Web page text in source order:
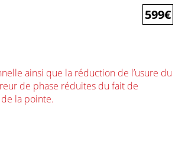
599€
ainsi que la réduction de l’usure du
de phase réduites du fait de
la pointe.